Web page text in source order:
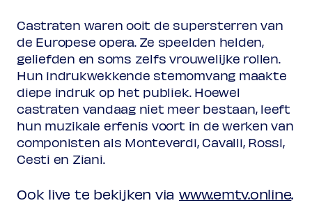
Castraten waren ooit de supersterren van
de Europese opera. Ze speelden helden,
geliefden en soms zelfs vrouwelijke rollen.
Hun indrukwekkende stemomvang maakte
diepe indruk op het publiek. Hoewel
castraten vandaag niet meer bestaan, leeft
hun muzikale erfenis voort in de werken van
componisten als Monteverdi, Cavalli, Rossi,
Cesti en Ziani.
Ook live te bekijken via www.emtv.online.